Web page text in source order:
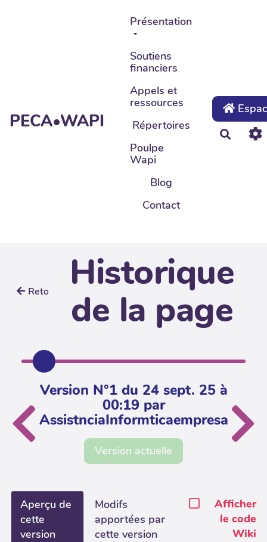
Aller au contenu principal
PECA•WAPI
Présentation
Soutiens
financiers
Appels et
ressources
Répertoires
Poulpe
Wapi
Blog
Contact
Retour
Historique
de la page
Version N°1 du 24 sept. 25 à
00:19 par
AssistnciaInformticaempresa
Version actuelle
Aperçu de
cette
version
Modifs
apportées par
cette version
Afficher
le code
Wiki